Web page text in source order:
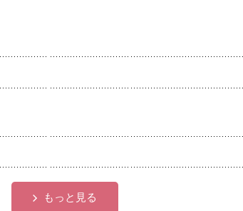
もっと見る